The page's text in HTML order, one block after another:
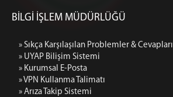
BİLGİ İŞLEM MÜDÜRLÜĞÜ
» Sıkça Karşılaşılan Problemler & Cevapları
» UYAP Bilişim Sistemi
» Kurumsal E-Posta
» VPN Kullanma Talimatı
» Arıza Takip Sistemi